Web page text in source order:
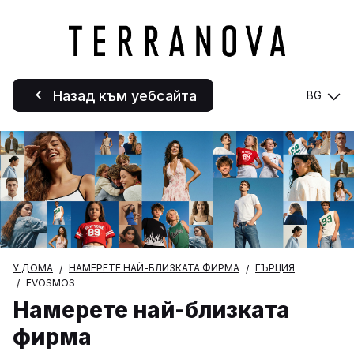
Назад към уебсайта BG
У ДОМА НАМЕРЕТЕ НАЙ-БЛИЗКАТА ФИРМА
ГЪРЦИЯ
EVOSMOS
Намерете най-близката
фирма